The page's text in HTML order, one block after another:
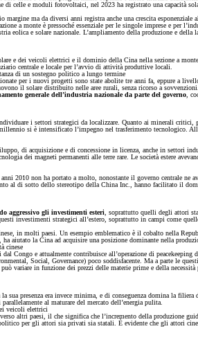
di celle e moduli fotovoltaici, nel 2023 ha registrato una
ma da diversi anni registra anche una crescita
a monte è pressoché essenziale per le singole imprese e per
eolica e solare nazionale. L’ampliamento della produzione e
e dei veicoli elettrici e il dominio della Cina nella sezione a
centrale e locale per l’avvio di attività produttive locali.
di un sostegno politico a lungo termine
per i nuovi progetti sono state abolite tre anni fa, eppure a
il solare distribuito nelle aree rurali, senza ricorso a
generale dell’industria nazionale da parte del governo ,
i settori strategici da localizzare. Quanto ai minerali
si è intensificato l’impegno nel trasferimento tecnologico.
di acquisizione e di concessione in licenza, anche in settori
dei magneti permanenti alle terre rare. Le società estere
2010 non ha portato a molto, nonostante il governo centrale
al di sotto dello stereotipo della China Inc., hanno facilitato il
aggressivo gli investimenti esteri , soprattutto quelli degli attori
investimenti strategici all’estero, soprattutto in campi come
in molti paesi. Un esempio emblematico è il cobalto nella
aiutato la Cina ad acquisire una posizione dominante nella
cinese
Congo e attualmente contribuisce all’operazione di
Social, Governance) poco soddisfacente. Ma a parte le
variare in funzione dei prezzi delle materie prime e della necessità
la sua presenza era invece minima, e di conseguenza domina la
al maturare del mercato dell’energia pulita.
veicoli elettrici
altri paesi, il che significa che l’incremento della produzione
politico per gli attori sia privati sia statali. È evidente che gli attori